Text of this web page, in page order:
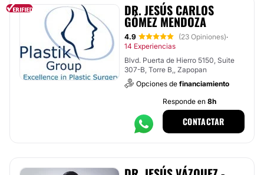
DR. JESÚS CARLOS
GÓMEZ MENDOZA
4.9 (23 Opiniones)·
14 Experiencias
Blvd. Puerta de Hierro 5150, Suite
307-B, Torre B,, Zapopan
Opciones de financiamiento
Responde en 8h
CONTACTAR